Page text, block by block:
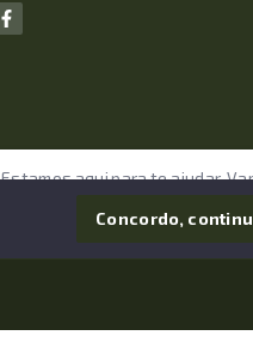
Estamos aqui para te ajudar.
tão importante da sua vida?
Concordo,